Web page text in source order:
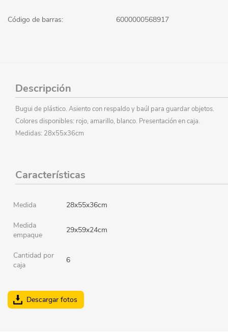
Código de barras: 6000000568917
Descripción
Bugui de plástico. Asiento con respaldo y baúl para guardar objetos.
Colores disponibles: rojo, amarillo, blanco. Presentación en caja.
Medidas: 28x55x36cm
Características
Medida 28x55x36cm
Medida
empaque
29x59x24cm
Cantidad por
caja
6
Descargar fotos